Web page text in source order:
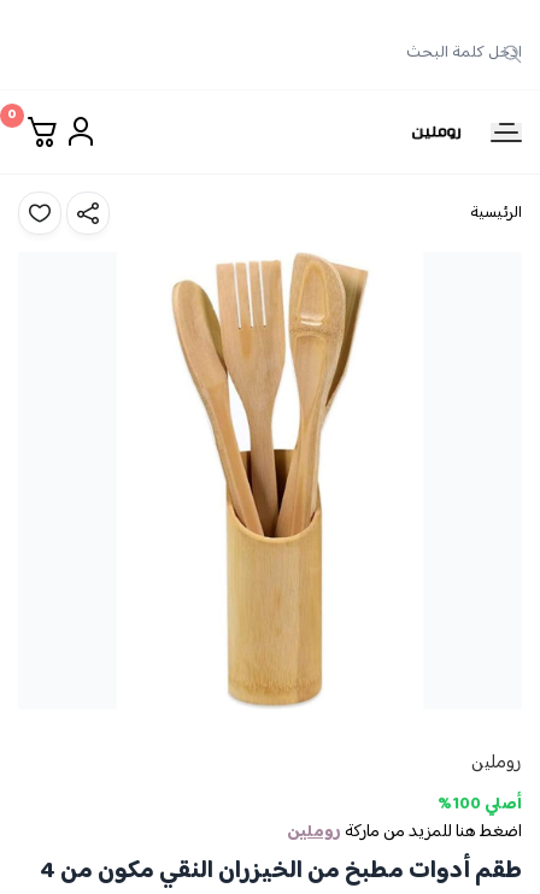
روملين
0
الرئيسية
روملين
أصلي 100%
اضغط هنا للمزيد من ماركةروملين
طقم أدوات مطبخ من الخيزران النقي مكون من 4